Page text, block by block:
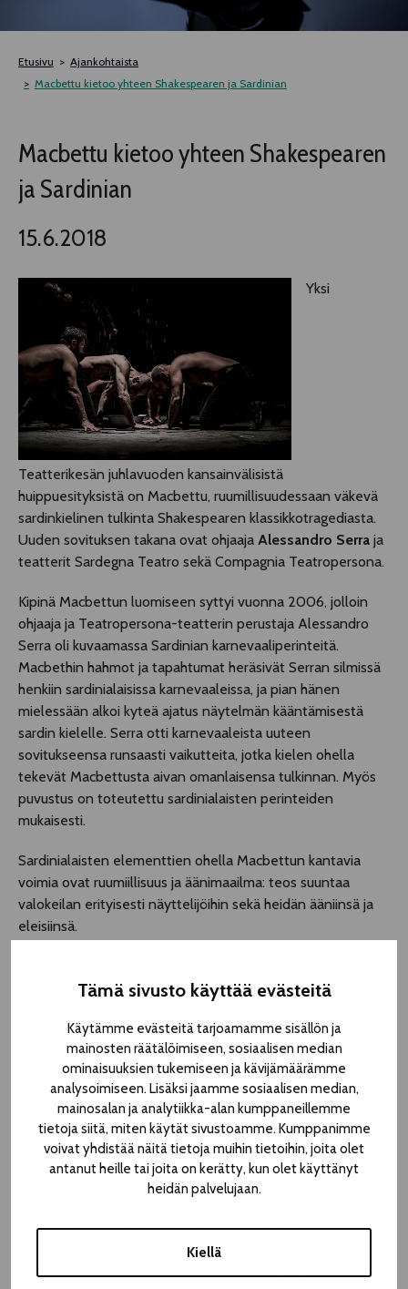
Tämä sivusto käyttää evästeitä
Käytämme evästeitä tarjoamamme sisällön ja
mainosten räätälöimiseen, sosiaalisen median
ominaisuuksien tukemiseen ja kävijämäärämme
analysoimiseen. Lisäksi jaamme sosiaalisen median,
mainosalan ja analytiikka-alan kumppaneillemme
tietoja siitä, miten käytät sivustoamme. Kumppanimme
voivat yhdistää näitä tietoja muihin tietoihin, joita olet
antanut heille tai joita on kerätty, kun olet käyttänyt
heidän palvelujaan.
Kiellä
TELTTALAB
OFF TAMPERE
TAPAHTUMIEN YÖ
MUU OHJELMISTO
Etusivu
Ajankohtaista
Macbettu kietoo yhteen Shakespearen ja Sardinian
Macbettu kietoo yhteen Shakespearen
ja Sardinian
15.6.2018
Yksi
Teatterikesän juhlavuoden kansainvälisistä
huippuesityksistä on Macbettu, ruumillisuudessaan väkevä
sardinkielinen tulkinta Shakespearen klassikkotragediasta.
Uuden sovituksen takana ovat ohjaaja Alessandro Serra ja
teatterit Sardegna Teatro sekä Compagnia Teatropersona.
Kipinä Macbettun luomiseen syttyi vuonna 2006, jolloin
ohjaaja ja Teatropersona-teatterin perustaja Alessandro
Serra oli kuvaamassa Sardinian karnevaaliperinteitä.
Macbethin hahmot ja tapahtumat heräsivät Serran silmissä
henkiin sardinialaisissa karnevaaleissa, ja pian hänen
mielessään alkoi kyteä ajatus näytelmän kääntämisestä
sardin kielelle. Serra otti karnevaaleista uuteen
sovitukseensa runsaasti vaikutteita, jotka kielen ohella
tekevät Macbettusta aivan omanlaisensa tulkinnan. Myös
puvustus on toteutettu sardinialaisten perinteiden
mukaisesti.
Sardinialaisten elementtien ohella Macbettun kantavia
voimia ovat ruumiillisuus ja äänimaailma: teos suuntaa
valokeilan erityisesti näyttelijöihin sekä heidän ääniinsä ja
eleisiinsä.
välittyy vahvasti, mutta ennen kaikkea sen voima on
Sardinkielinen käännös luotiin soinnillisuus edellä, ja sen
tavoitteena oli saada lavalle puhekielen elävyyttä pelkän
tekstin lausumisen sijaan. Macbettun luonnollisuus syntyy
erityisesti sardin kielestä. Serran mukaan sardi on hyvin
puhdas kieli, jonka voiman yleisö tuntee, vaikkei kieltä
ymmärtäisikään. Hänen mielestään näytelmän kielen
uudelleenkirjoittaminen luonnistuu parhaiten näyttelijöiltä
itseltään, ja siksi sardinkielisen käännöksen tekeminen
luotettiin näyttelijäGiovanni Carroninkäsiin.